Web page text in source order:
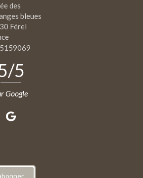
des
bleues
Férel
/5
Google